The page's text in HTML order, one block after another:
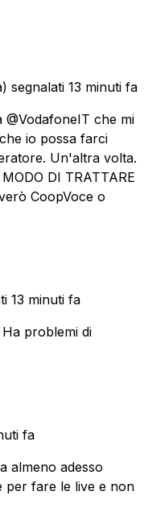
segnalati 13 minuti fa
che mi
io possa farci
Un'altra volta.
DI TRATTARE
CoopVoce o
13 minuti fa
problemi di
fa
almeno adesso
per fare le live e non